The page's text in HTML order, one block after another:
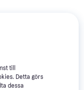
till
Detta görs
dessa